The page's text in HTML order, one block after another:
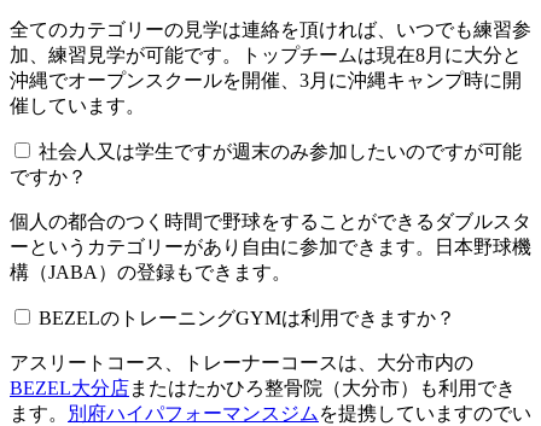
全てのカテゴリーの見学は連絡を頂ければ、いつでも練習参
加、練習見学が可能です。トップチームは現在8月に大分と
沖縄でオープンスクールを開催、3月に沖縄キャンプ時に開
催しています。
社会人又は学生ですが週末のみ参加したいのですが可能
ですか？
個人の都合のつく時間で野球をすることができるダブルスタ
ーというカテゴリーがあり自由に参加できます。日本野球機
構（JABA）の登録もできます。
BEZELのトレーニングGYMは利用できますか？​​​​​
アスリートコース、トレーナーコースは、大分市内の
BEZEL大分店またはたかひろ整骨院（大分市）も利用でき
ます。
別府ハイパフォーマンスジム を提携していますのでい